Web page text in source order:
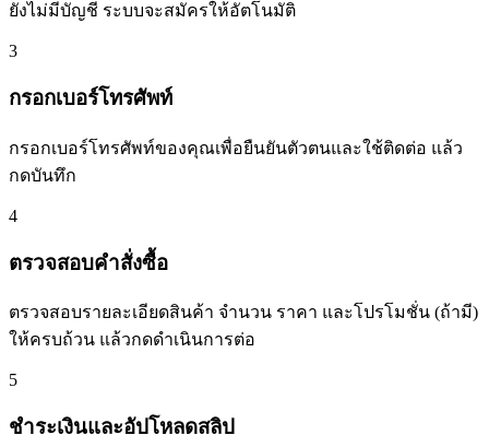
ยังไม่มีบัญชี ระบบจะสมัครให้อัตโนมัติ
3
กรอกเบอร์โทรศัพท์
กรอกเบอร์โทรศัพท์ของคุณเพื่อยืนยันตัวตนและใช้ติดต่อ แล้ว
กดบันทึก
4
ตรวจสอบคำสั่งซื้อ
ตรวจสอบรายละเอียดสินค้า จำนวน ราคา และโปรโมชั่น (ถ้ามี)
ให้ครบถ้วน แล้วกดดำเนินการต่อ
5
ชำระเงินและอัปโหลดสลิป